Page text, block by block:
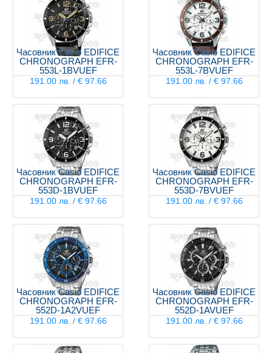
Часовник Casio EDIFICE
CHRONOGRAPH EFR-
553L-1BVUEF
191.00 лв. / € 97.66
Часовник Casio EDIFICE
CHRONOGRAPH EFR-
553L-7BVUEF
191.00 лв. / € 97.66
Часовник Casio EDIFICE
CHRONOGRAPH EFR-
553D-1BVUEF
191.00 лв. / € 97.66
Часовник Casio EDIFICE
CHRONOGRAPH EFR-
553D-7BVUEF
191.00 лв. / € 97.66
Часовник Casio EDIFICE
CHRONOGRAPH EFR-
552D-1A2VUEF
191.00 лв. / € 97.66
Часовник Casio EDIFICE
CHRONOGRAPH EFR-
552D-1AVUEF
191.00 лв. / € 97.66